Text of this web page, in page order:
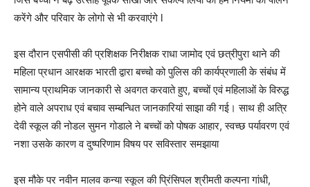
करेंगे और परिवार के लोगो से भी करवाएंगे l
इस दौरान एसपीसी की प्रशिक्षक निरीक्षक राधा जामोद एवं छत्रीपुरा थाने की
महिला प्रधान आरक्षक भारती द्वारा बच्चो को पुलिस की कार्यप्रणाली के संबंध में
सामान्य प्राथमिक जानकारी से अवगत करवाते हुए, बच्चों एवं महिलाओं के विरुद्ध
होने वाले अपराध एवं बचाव सम्बन्धित जानकारियां साझा की गई। साथ ही अत्रि
देवी स्कूल की नोडल सुमन गोडाले ने बच्चों को पोषक आहार, स्वच्छ पर्यावरण एवं
नशा उसके कारण व दुष्परिणाम विषय पर सविस्तार समझाया
इस मौके पर नवीन मालव कन्या स्कूल की प्रिंसिपल श्रीमती कल्पना गांधी,